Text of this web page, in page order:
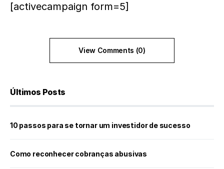
[activecampaign form=5]
View Comments (0)
Últimos Posts
10 passos para se tornar um investidor de sucesso
Como reconhecer cobranças abusivas